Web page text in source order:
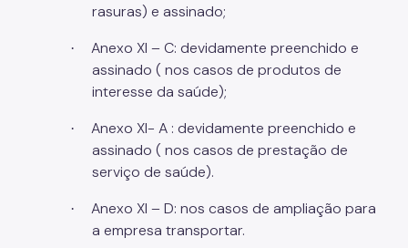
rasuras) e assinado;
·
Anexo XI – C: devidamente preenchido e
assinado ( nos casos de produtos de
interesse da saúde);
·
Anexo XI- A : devidamente preenchido e
assinado ( nos casos de prestação de
serviço de saúde).
·
Anexo XI – D: nos casos de ampliação para
a empresa transportar.